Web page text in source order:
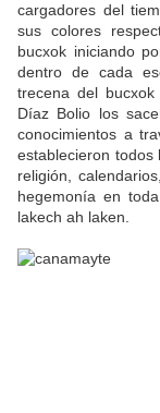
cargadores del
sus colores
bucxok iniciando
dentro de cada
trecena del
Díaz Bolio los
conocimientos a
establecieron
religión,
hegemonía en
lakech ah laken.